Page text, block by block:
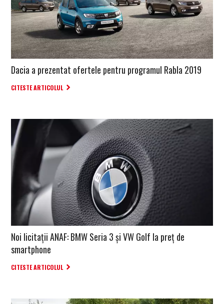
Dacia a prezentat ofertele pentru programul Rabla 2019
CITESTE ARTICOLUL
Noi licitații ANAF: BMW Seria 3 și VW Golf la preț de
smartphone
CITESTE ARTICOLUL